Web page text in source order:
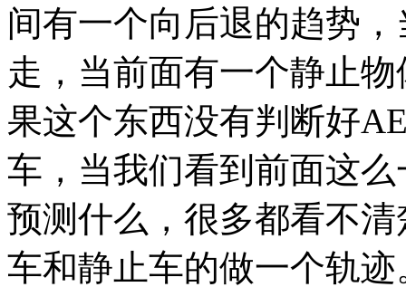
间有一个向后退的趋势
走，当前面有一个静止
果这个东西没有判断好
车，当我们看到前面这
预测什么，很多都看不
车和静止车的做一个轨迹